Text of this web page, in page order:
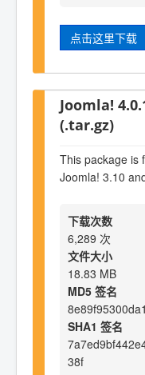
点击这里下载
Joomla!
(.tar.gz)
This package is
Joomla! 3.10
下载次数
6,289 次
文件大小
18.83 MB
MD5 签名
SHA1 签名
38f